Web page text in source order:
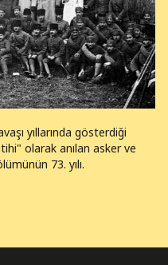
yıllarında gösterdiği
olarak anılan asker ve
73. yılı.